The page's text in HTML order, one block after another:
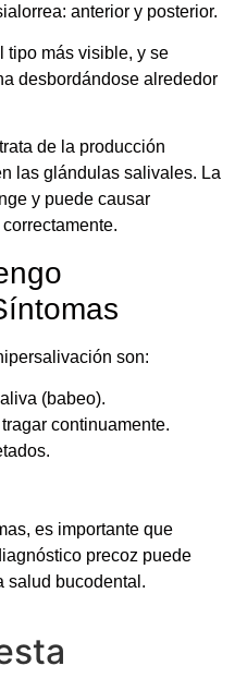
anterior y posterior.
tipo más visible, y se
desbordándose alrededor
de la producción
las glándulas salivales. La
y puede causar
son:
(babeo).
continuamente.
es importante que
precoz puede
salud bucodental.